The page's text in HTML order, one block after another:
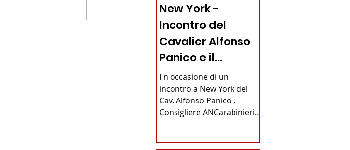
New York -
Incontro del
Cavalier Alfonso
Panico e il
Generale dei
Carabinieri
Fabrizio Parrulli
I n occasione di un
incontro a New York del
Cav. Alfonso Panico ,
Consigliere ANCarabinieri